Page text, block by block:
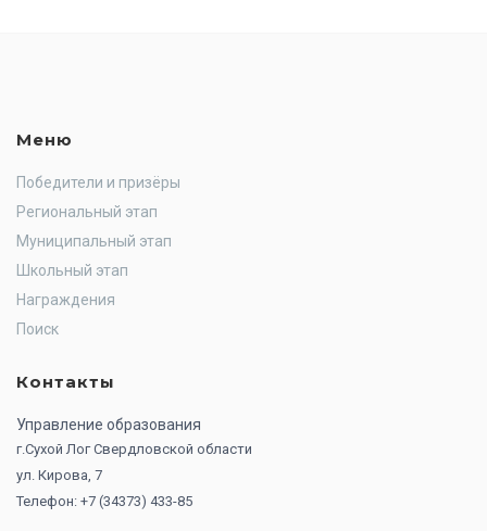
Меню
Победители и призёры
Региональный этап
Муниципальный этап
Школьный этап
Награждения
Поиск
Контакты
Управление образования
г.Сухой Лог Свердловской области
ул. Кирова, 7
Телефон: +7 (34373) 433-85